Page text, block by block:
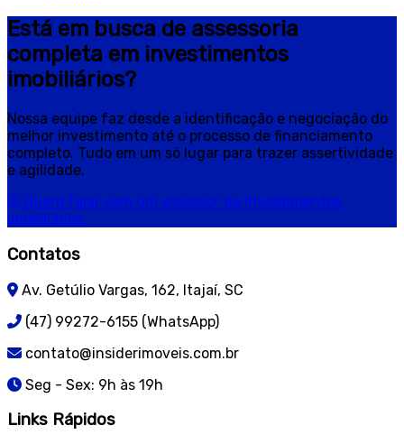
Está em busca de assessoria
completa em investimentos
imobiliários?
Nossa equipe faz desde a identificação e negociação do
melhor investimento até o processo de financiamento
completo. Tudo em um só lugar para trazer assertividade
e agilidade.
Quero falar com um assessor de investimentos
imobiliários.
Contatos
Av. Getúlio Vargas, 162, Itajaí, SC
(47) 99272-6155 (WhatsApp)
contato@insiderimoveis.com.br
Seg - Sex: 9h às 19h
Links Rápidos